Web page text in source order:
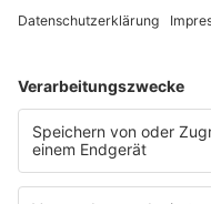
Mädelsabend
Ich hasse Sport
Sonntag Morgen
Strandbar
Putzfimmel
Deutschpop